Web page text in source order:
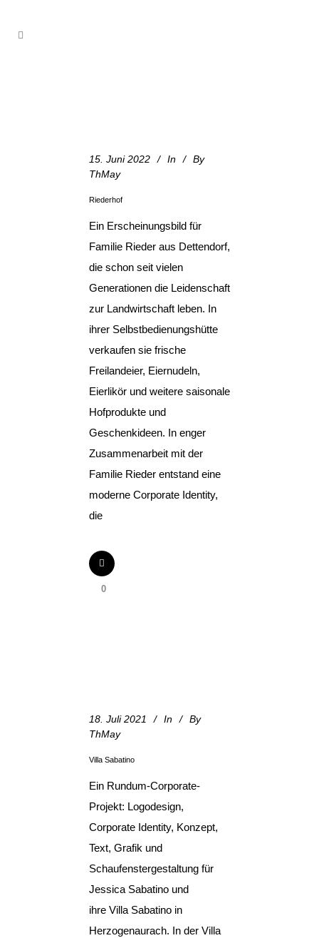
15. Juni 2022 In
By
ThMay
Riederhof
Ein Erscheinungsbild für
Familie Rieder aus Dettendorf,
die schon seit vielen
Generationen die Leidenschaft
zur Landwirtschaft leben. In
ihrer Selbstbedienungshütte
verkaufen sie frische
Freilandeier, Eiernudeln,
Eierlikör und weitere saisonale
Hofprodukte und
Geschenkideen. In enger
Zusammenarbeit mit der
Familie Rieder entstand eine
moderne Corporate Identity,
die
0
18. Juli 2021 In
By
ThMay
Villa Sabatino
Ein Rundum-Corporate-
Projekt: Logodesign,
Corporate Identity, Konzept,
Text, Grafik und
Schaufenstergestaltung für
Jessica Sabatino und
ihre Villa Sabatino in
Herzogenaurach. In der Villa